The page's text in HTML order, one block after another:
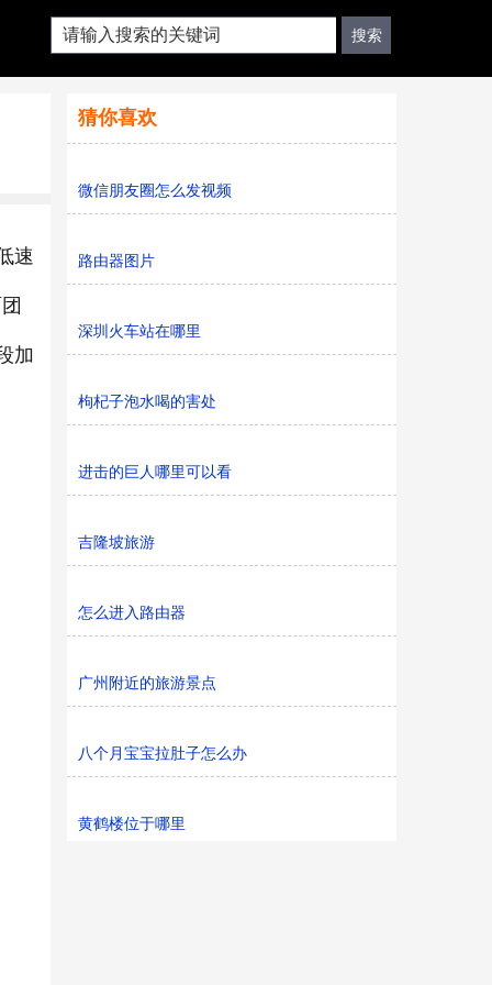
速
加
猜你喜欢
微信朋友圈怎么发视频
路由器图片
深圳火车站在哪里
枸杞子泡水喝的害处
进击的巨人哪里可以看
吉隆坡旅游
怎么进入路由器
广州附近的旅游景点
八个月宝宝拉肚子怎么办
黄鹤楼位于哪里